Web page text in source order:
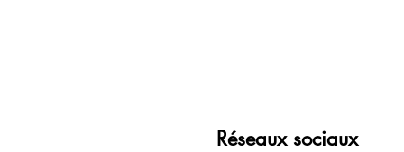
Réseaux sociaux